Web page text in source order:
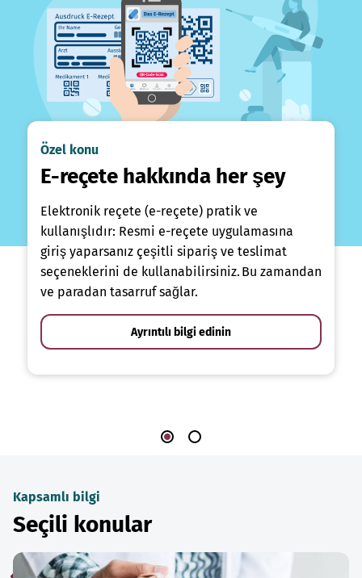
Özel konu
E-reçete hakkında her şey
Elektronik reçete (e-reçete) pratik ve
kullanışlıdır: Resmi e-reçete uygulamasına
giriş yaparsanız çeşitli sipariş ve teslimat
seçeneklerini de kullanabilirsiniz. Bu zamandan
ve paradan tasarruf sağlar.
Ayrıntılı bilgi edinin
Kapsamlı bilgi
Seçili konular